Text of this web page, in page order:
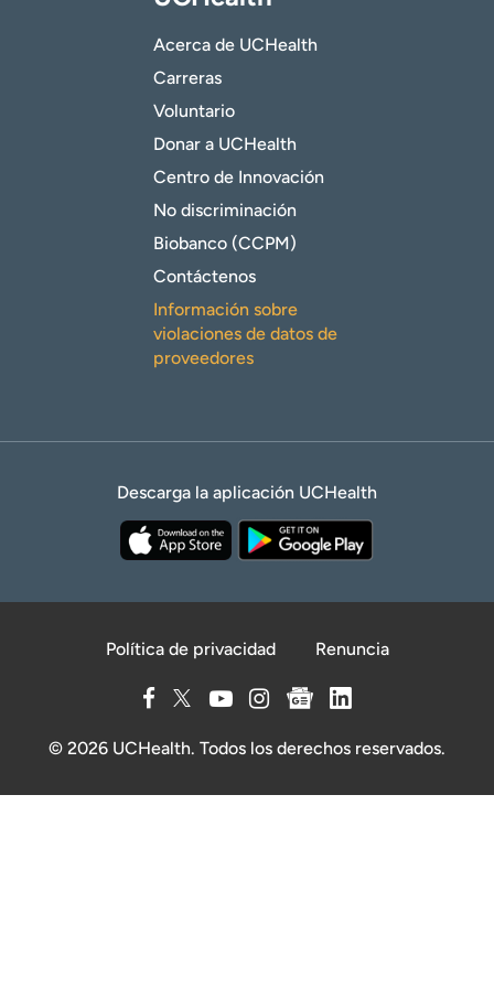
Acerca de UCHealth
Carreras
Voluntario
Donar a UCHealth
Centro de Innovación
No discriminación
Biobanco (CCPM)
Contáctenos
Información sobre
violaciones de datos de
proveedores
Descarga la aplicación UCHealth
Política de privacidad Renuncia
© 2026 UCHealth. Todos los derechos reservados.